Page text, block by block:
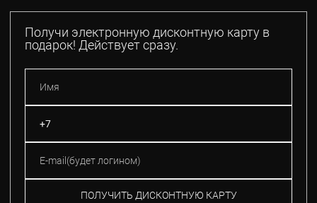
Получи электронную дисконтную карту в
подарок! Действует сразу.
ПОЛУЧИТЬ ДИСКОНТНУЮ КАРТУ